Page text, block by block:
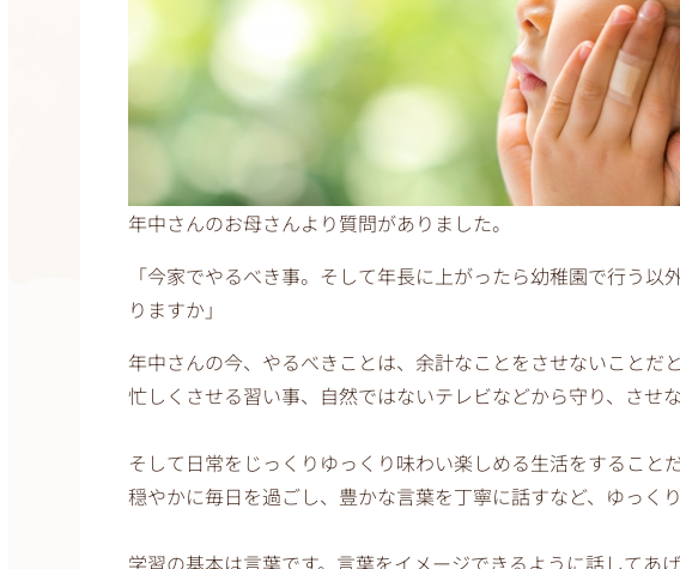
年中さんのお母さんより質問がありました。
「今家でやるべき事。そして年長に上がったら幼稚園で行う
りますか」
年中さんの今、やるべきことは、余計なことをさせないことだと
忙しくさせる習い事、自然ではないテレビなどから守り、させ
そして日常をじっくりゆっくり味わい楽しめる生活をすることだ
穏やかに毎日を過ごし、豊かな言葉を丁寧に話すなど、ゆっく
学習の基本は言葉です。言葉をイメージできるように話してあ